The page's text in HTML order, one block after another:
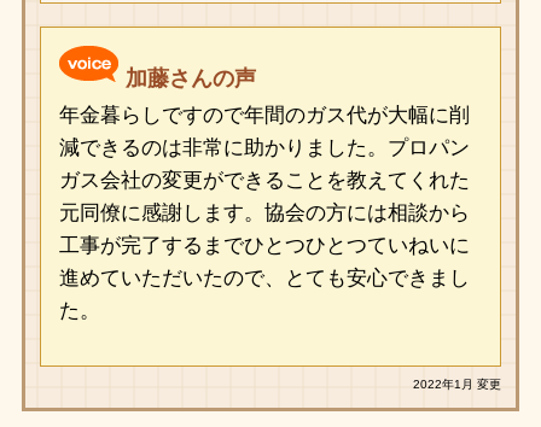
加藤さんの声
年金暮らしですので年間のガス代が大幅に削
減できるのは非常に助かりました。プロパン
ガス会社の変更ができることを教えてくれた
元同僚に感謝します。協会の方には相談から
工事が完了するまでひとつひとつていねいに
進めていただいたので、とても安心できまし
た。
2022年1月 変更